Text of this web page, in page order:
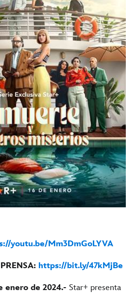
youtu.be/Mm3DmGoLYVA
https://bit.ly/47kMjBe
enero de 2024.- Star+ presenta